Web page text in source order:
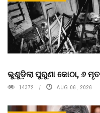
ଭୁଶୁଡ଼ିଲା ପୁରୁଣା କୋଠା, ୬ ମୃତ
14372 AUG 06, 2026